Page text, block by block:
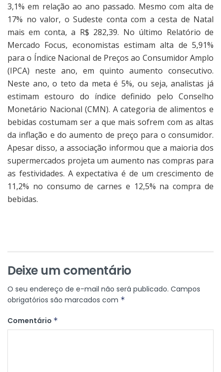
3,1% em relação ao ano passado. Mesmo com alta de
17% no valor, o Sudeste conta com a cesta de Natal
mais em conta, a R$ 282,39. No último Relatório de
Mercado Focus, economistas estimam alta de 5,91%
para o Índice Nacional de Preços ao Consumidor Amplo
(IPCA) neste ano, em quinto aumento consecutivo.
Neste ano, o teto da meta é 5%, ou seja, analistas já
estimam estouro do índice definido pelo Conselho
Monetário Nacional (CMN). A categoria de alimentos e
bebidas costumam ser a que mais sofrem com as altas
da inflação e do aumento de preço para o consumidor.
Apesar disso, a associação informou que a maioria dos
supermercados projeta um aumento nas compras para
as festividades. A expectativa é de um crescimento de
11,2% no consumo de carnes e 12,5% na compra de
bebidas.
Deixe um comentário
O seu endereço de e-mail não será publicado. Campos
obrigatórios são marcados com *
Comentário *